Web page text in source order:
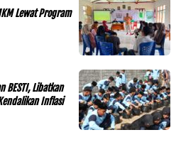
Lewat Program
BESTI, Libatkan
Inflasi